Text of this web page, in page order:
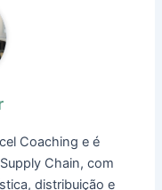
Coaching e é
Chain, com
distribuição e